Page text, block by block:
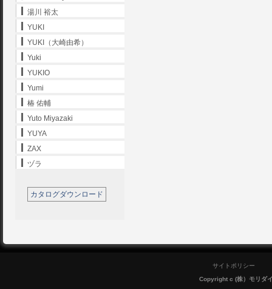
湯川 裕太
YUKI
YUKI（大崎由希）
Yuki
YUKIO
Yumi
椿 佑輔
Yuto Miyazaki
YUYA
ZAX
ヅラ
カタログダウンロード
サイトポリシー
Copyright c (株）モリダ